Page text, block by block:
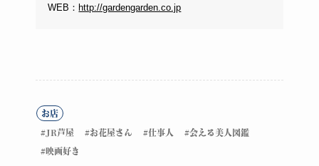
WEB： http://gardengarden.co.jp
お店
JR芦屋 お花屋さん 仕事人 会える美人図鑑
映画好き